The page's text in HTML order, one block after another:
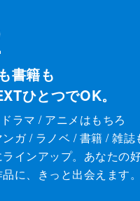
書籍も
ひとつでOK。
ラマ / アニメはもちろ
ガ / ラノベ / 書籍 / 雑誌
ラインアップ。あなたの
に、きっと出会えます。